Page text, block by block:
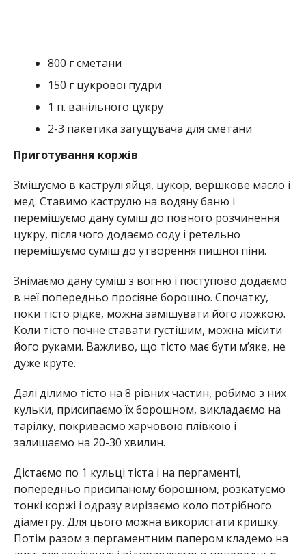
800 г сметани
150 гцукрової пудри
1 п. ванільного цукру
2-3 пакетика загущувача для сметани
Приготування коржів
Змішуємо в каструлі яйця, цукор, вершкове масло і
мед. Ставимо каструлю на водяну баню і
перемішуємо дану суміш до повного розчинення
цукру, після чого додаємо соду і ретельно
перемішуємо суміш до утворення пишної піни.
Знімаємо дану суміш з вогню і поступово додаємо
в неї попередньо просіяне борошно. Спочатку,
поки тісто рідке, можна замішувати його ложкою.
Коли тісто почне ставати густішим, можна місити
його руками. Важливо, що тісто має бути м’яке, не
дуже круте.
Далі ділимо тісто на 8 рівних частин, робимо з них
кульки, присипаємо їх борошном, викладаємо на
тарілку, покриваємо харчовою плівкою і
залишаємо на 20-30 хвилин.
Дістаємо по 1 кульці тіста і на пергаменті,
попередньо присипаному борошном, розкатуємо
тонкі коржі і одразу вирізаємо коло потрібного
діаметру. Для цього можна використати кришку.
Потім разом з пергаментним папером кладемо на